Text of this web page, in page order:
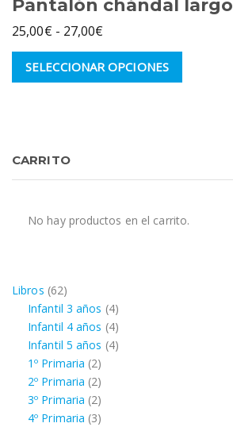
Pantalón chándal largo
25,00€ - 27,00€
de
precios:
SELECCIONAR OPCIONES
Este
se
CARRITO
No hay productos en el carrito.
Libros 6262
productos
Infantil 3 años 44
productos
Infantil 4 años 44
productos
Infantil 5 años 44
1º Primaria 22
productos
2º Primaria 22
productos
3º Primaria 22
productos
4º Primaria 33